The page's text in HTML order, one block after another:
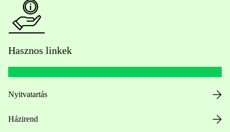
Hasznos linkek
Nyitvatartás
Házirend